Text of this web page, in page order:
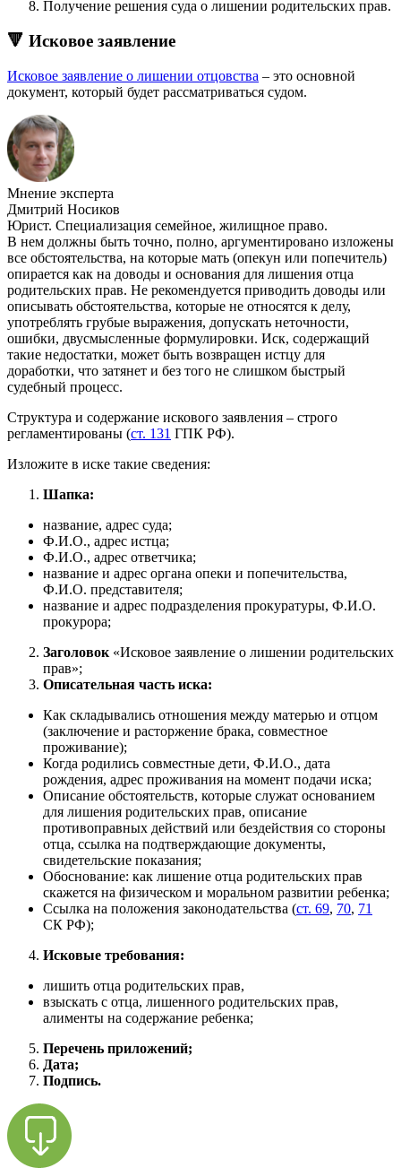
Получение решения суда о лишении родительских прав.
🔻 Исковое заявление
Исковое заявление о лишении отцовства – это основной
документ, который будет рассматриваться судом.
Мнение эксперта
Дмитрий Носиков
Юрист. Специализация семейное, жилищное право.
В нем должны быть точно, полно, аргументировано изложены
все обстоятельства, на которые мать (опекун или попечитель)
опирается как на доводы и основания для лишения отца
родительских прав. Не рекомендуется приводить доводы или
описывать обстоятельства, которые не относятся к делу,
употреблять грубые выражения, допускать неточности,
ошибки, двусмысленные формулировки. Иск, содержащий
такие недостатки, может быть возвращен истцу для
доработки, что затянет и без того не слишком быстрый
судебный процесс.
Структура и содержание искового заявления – строго
регламентированы (ст. 131 ГПК РФ).
Изложите в иске такие сведения:
Шапка:
название, адрес суда;
Ф.И.О., адрес истца;
Ф.И.О., адрес ответчика;
название и адрес органа опеки и попечительства,
Ф.И.О. представителя;
название и адрес подразделения прокуратуры, Ф.И.О.
прокурора;
Заголовок «Исковое заявление о лишении родительских
прав»;
Описательная часть иска:
Как складывались отношения между матерью и отцом
(заключение и расторжение брака, совместное
проживание);
Когда родились совместные дети, Ф.И.О., дата
рождения, адрес проживания на момент подачи иска;
Описание обстоятельств, которые служат основанием
для лишения родительских прав, описание
противоправных действий или бездействия со стороны
отца, ссылка на подтверждающие документы,
свидетельские показания;
Обоснование: как лишение отца родительских прав
скажется на физическом и моральном развитии ребенка;
Ссылка на положения законодательства (ст. 69, 70, 71
СК РФ);
Исковые требования:
лишить отца родительских прав,
взыскать с отца, лишенного родительских прав,
алименты на содержание ребенка;
Перечень приложений;
Дата;
Подпись.